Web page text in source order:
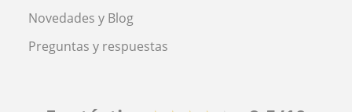
Novedades y Blog
Preguntas y respuestas